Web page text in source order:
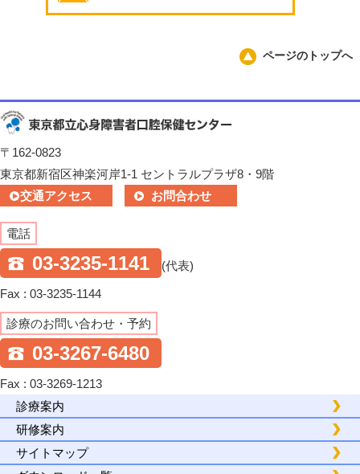
ページのトップへ
〒162-0823
東京都新宿区神楽河岸1-1 セントラルプラザ8・9階
交通アクセス
お問合わせ
電話
03-3235-1141 (代表)
Fax : 03-3235-1144
診療のお問い合わせ・予約
03-3267-6480
Fax : 03-3269-1213
診療案内
研修案内
サイトマップ